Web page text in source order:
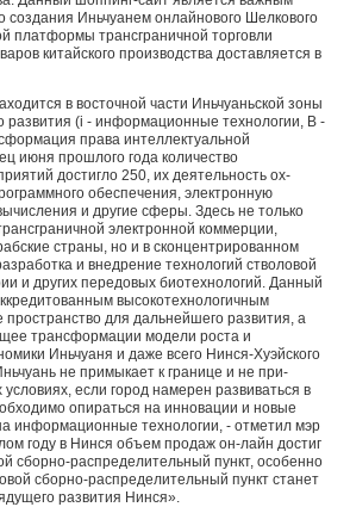
создания Иньчуанем он­лайнового Шелкового
платформы трансграничной торговли
китайского производства до­ставляется в
в восточной части Иньчуаньской зоны
развития (i - информационные технологии, В -
права интеллектуальной
ию­ня прошлого года количество
достигло 250, их деятельность ох­
обеспечения, электронную
и другие сферы. Здесь не только
электронной ком­мерции,
страны, но и в сконцентрированном
и внедрение технологий стволовой
и других передовых биотехнологий. Данный
высокотехнологичным
для даль­нейшего развития, а
трансформации модели роста и
Иньчуаня и даже всего Нинся-Хуэйского
не примыкает к границе и не при­
условиях, если город намерен развиваться в
опираться на инновации и новые
информационные технологии, - отметил мэр
году в Нинся объем продаж он-лайн достиг
сборно-распре­делительный пункт, особенно
сборно-распределительный пункт ста­нет
развития Нинся».